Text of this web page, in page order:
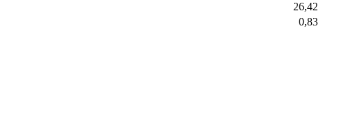
26,42
0,83